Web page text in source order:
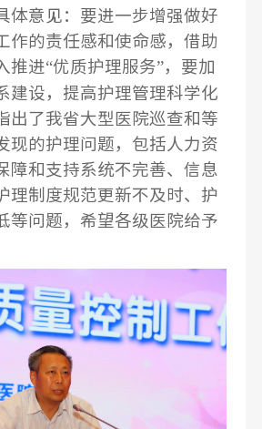
体意见：要进一步增强做好
作的责任感和使命感，借助
推进“优质护理服务”，要加
建设，提高护理管理科学化
出了我省大型医院巡查和等
现的护理问题，包括人力资
障和支持系统不完善、信息
理制度规范更新不及时、护
等问题，希望各级医院给予